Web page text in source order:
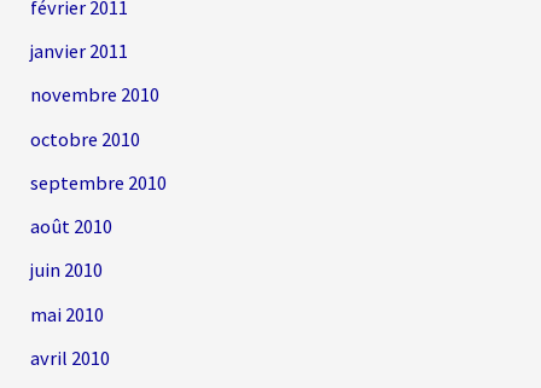
février 2011
janvier 2011
novembre 2010
octobre 2010
septembre 2010
août 2010
juin 2010
mai 2010
avril 2010